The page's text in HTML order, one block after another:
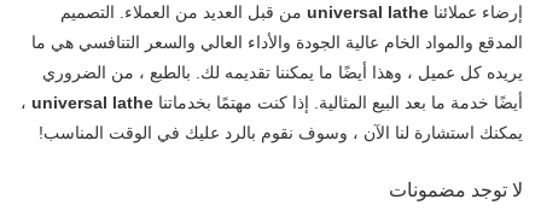
إرضاء عملائنا universal lathe من قبل العديد من العملاء. التصميم
المدقع والمواد الخام عالية الجودة والأداء العالي والسعر التنافسي هي ما
يريده كل عميل ، وهذا أيضًا ما يمكننا تقديمه لك. بالطبع ، من الضروري
أيضًا خدمة ما بعد البيع المثالية. إذا كنت مهتمًا بخدماتنا universal lathe ،
يمكنك استشارة لنا الآن ، وسوف نقوم بالرد عليك في الوقت المناسب!
لا توجد مضمونات